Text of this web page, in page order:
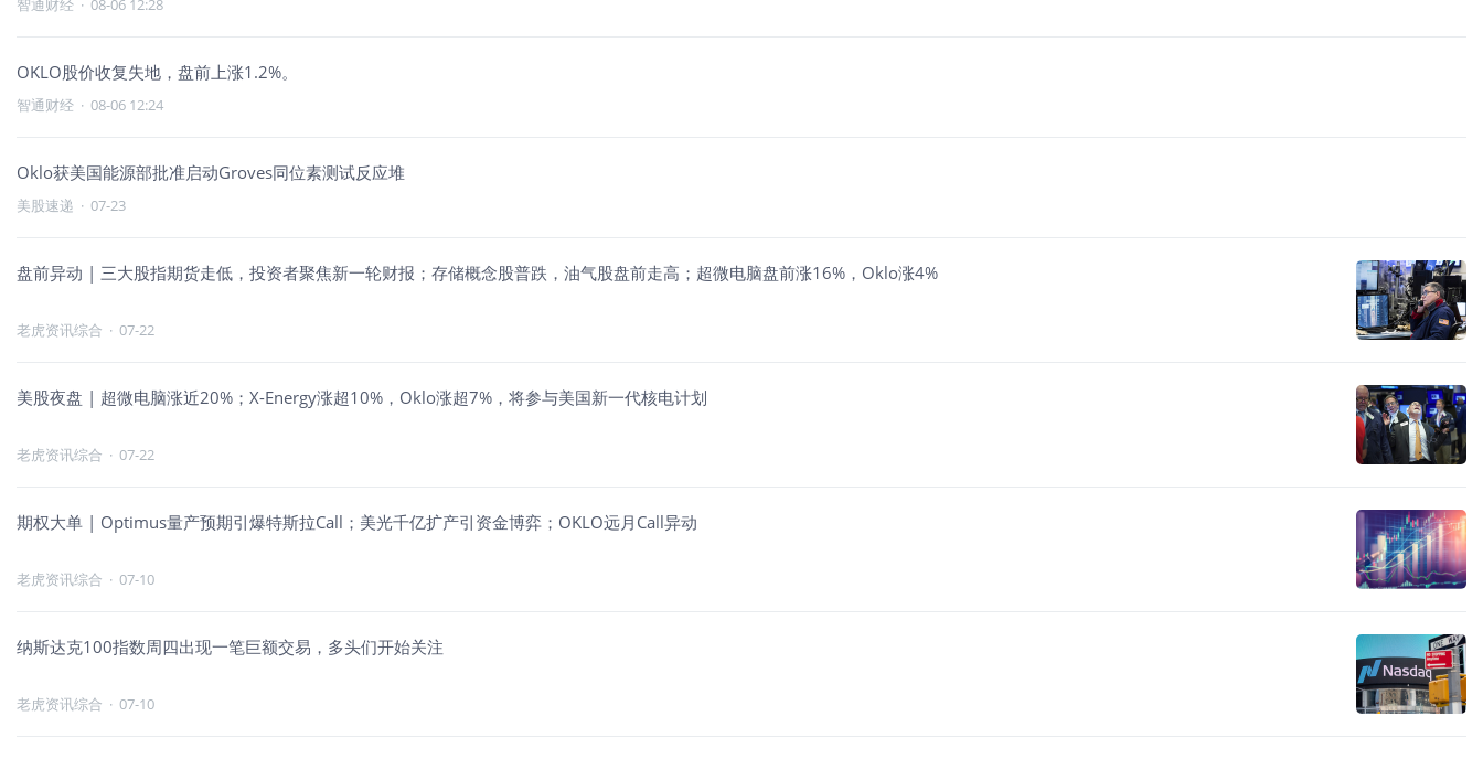
智通财经 · 08-06 12:28
OKLO股价收复失地，盘前上涨1.2%。
智通财经 · 08-06 12:24
Oklo获美国能源部批准启动Groves同位素测试反应堆
美股速递 · 07-23
盘前异动 | 三大股指期货走低，投资者聚焦新一轮财报；存储概念股普跌，油气股盘前走高；超微电脑盘前涨16%，Oklo涨4%
老虎资讯综合 · 07-22
美股夜盘 | 超微电脑涨近20%；X-Energy涨超10%，Oklo涨超7%，将参与美国新一代核电计划
老虎资讯综合 · 07-22
期权大单 | Optimus量产预期引爆特斯拉Call；美光千亿扩产引资金博弈；OKLO远月Call异动
老虎资讯综合 · 07-10
纳斯达克100指数周四出现一笔巨额交易，多头们开始关注
老虎资讯综合 · 07-10